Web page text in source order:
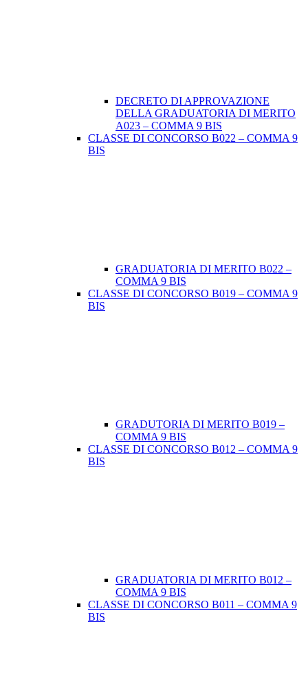
DECRETO DI APPROVAZIONE
DELLA GRADUATORIA DI MERITO
A023 – COMMA 9 BIS
CLASSE DI CONCORSO B022 – COMMA 9
BIS
GRADUATORIA DI MERITO B022 –
COMMA 9 BIS
CLASSE DI CONCORSO B019 – COMMA 9
BIS
GRADUTORIA DI MERITO B019 –
COMMA 9 BIS
CLASSE DI CONCORSO B012 – COMMA 9
BIS
GRADUATORIA DI MERITO B012 –
COMMA 9 BIS
CLASSE DI CONCORSO B011 – COMMA 9
BIS